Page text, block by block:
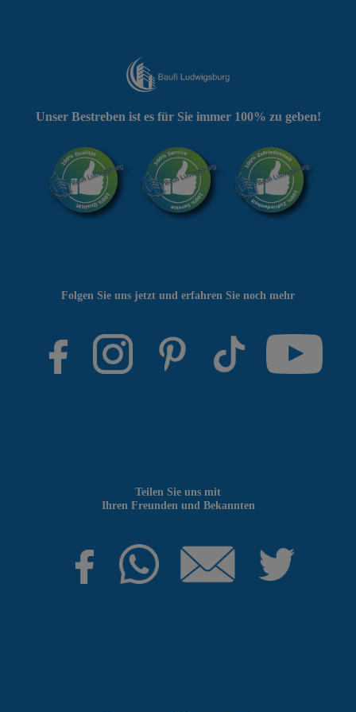
Teilen Sie uns mit
Ihren Freunden und Bekannten
Folgen Sie uns jetzt und erfahren Sie noch mehr
Unser Bestreben ist es für Sie immer 100% zu geben!